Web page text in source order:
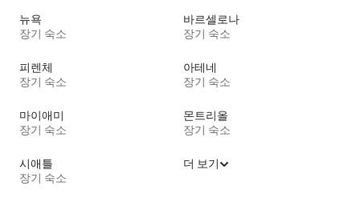
뉴욕
장기 숙소
바르셀로나
장기 숙소
피렌체
장기 숙소
아테네
장기 숙소
마이애미
장기 숙소
몬트리올
장기 숙소
시애틀
장기 숙소
더 보기